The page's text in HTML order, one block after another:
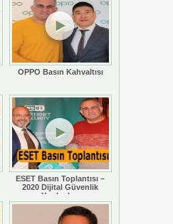
OPPO Basın Kahvaltısı
ESET Basın Toplantısı –
2020 Dijital Güvenlik
Yazılımları